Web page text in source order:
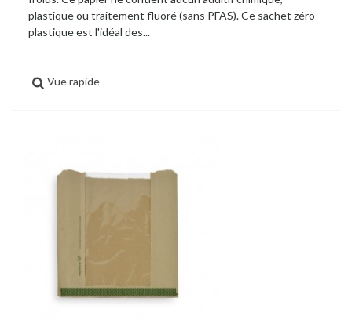
plastique ou traitement fluoré (sans PFAS). Ce sachet zéro
plastique est l'idéal des...
Vue rapide